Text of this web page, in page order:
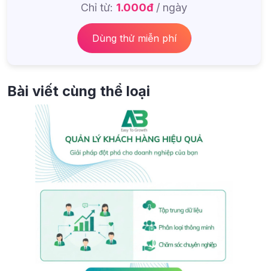
Chỉ từ: 1.000đ/ ngày
Dùng thử miễn phí
Bài viết cùng thể loại